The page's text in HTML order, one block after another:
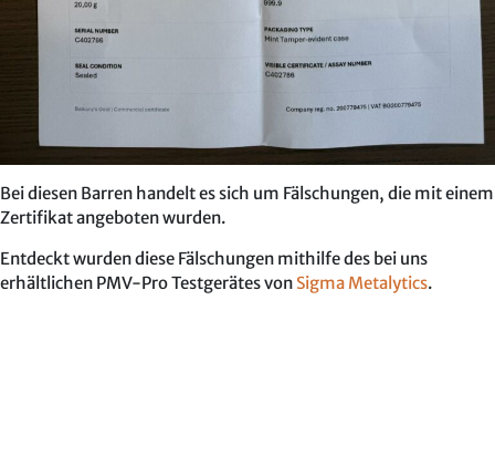
Bei diesen Barren handelt es sich um Fälschungen, die mit einem
Zertifikat angeboten wurden.
Entdeckt wurden diese Fälschungen mithilfe des bei uns
erhältlichen PMV-Pro Testgerätes von Sigma Metalytics.